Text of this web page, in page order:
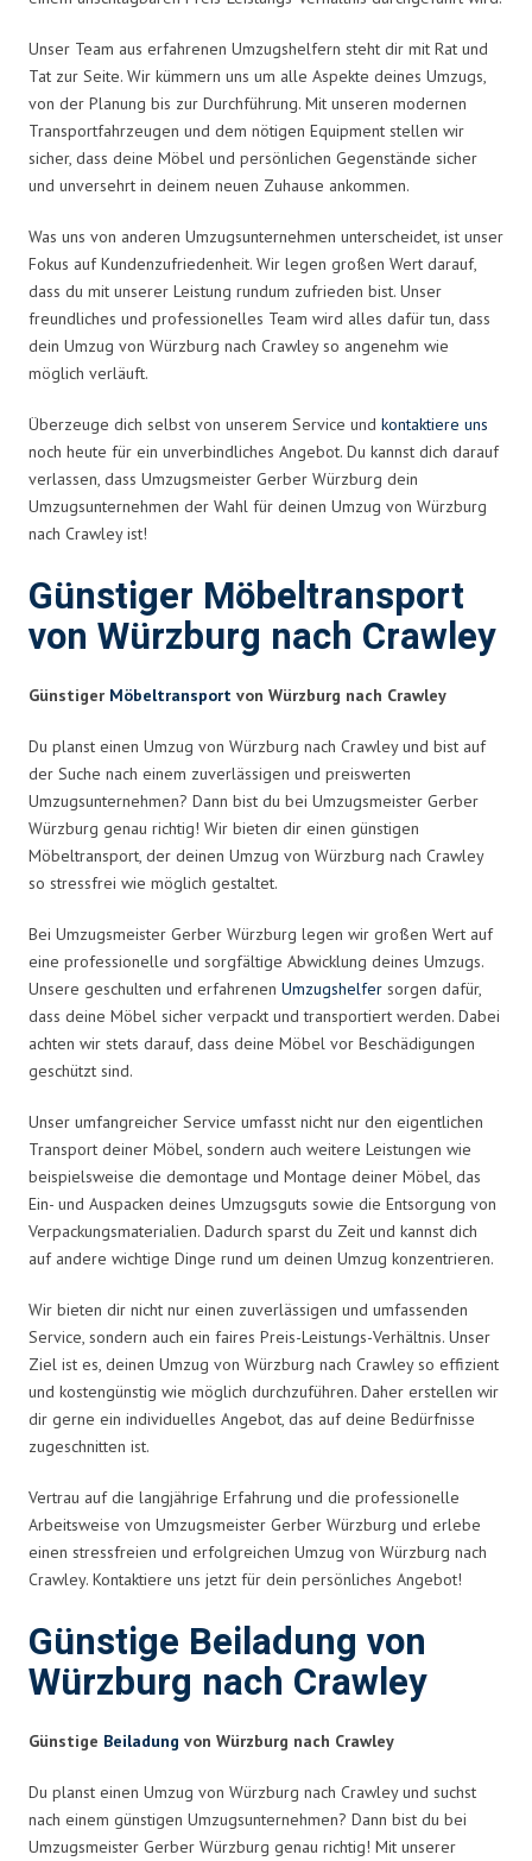
Unser Team aus erfahrenen Umzugshelfern steht dir mit Rat und
Tat zur Seite. Wir kümmern uns um alle Aspekte deines Umzugs,
von der Planung bis zur Durchführung. Mit unseren modernen
Transportfahrzeugen und dem nötigen Equipment stellen wir
sicher, dass deine Möbel und persönlichen Gegenstände sicher
und unversehrt in deinem neuen Zuhause ankommen.
Was uns von anderen Umzugsunternehmen unterscheidet, ist unser
Fokus auf Kundenzufriedenheit. Wir legen großen Wert darauf,
dass du mit unserer Leistung rundum zufrieden bist. Unser
freundliches und professionelles Team wird alles dafür tun, dass
dein Umzug von Würzburg nach Crawley so angenehm wie
möglich verläuft.
Überzeuge dich selbst von unserem Service und kontaktiere uns
noch heute für ein unverbindliches Angebot. Du kannst dich darauf
verlassen, dass Umzugsmeister Gerber Würzburg dein
Umzugsunternehmen der Wahl für deinen Umzug von Würzburg
nach Crawley ist!
Günstiger Möbeltransport
von Würzburg nach Crawley
Günstiger Möbeltransport von Würzburg nach Crawley
Du planst einen Umzug von Würzburg nach Crawley und bist auf
der Suche nach einem zuverlässigen und preiswerten
Umzugsunternehmen? Dann bist du bei Umzugsmeister Gerber
Würzburg genau richtig! Wir bieten dir einen günstigen
Möbeltransport, der deinen Umzug von Würzburg nach Crawley
so stressfrei wie möglich gestaltet.
Bei Umzugsmeister Gerber Würzburg legen wir großen Wert auf
eine professionelle und sorgfältige Abwicklung deines Umzugs.
Unsere geschulten und erfahrenen Umzugshelfer sorgen dafür,
dass deine Möbel sicher verpackt und transportiert werden. Dabei
achten wir stets darauf, dass deine Möbel vor Beschädigungen
geschützt sind.
Unser umfangreicher Service umfasst nicht nur den eigentlichen
Transport deiner Möbel, sondern auch weitere Leistungen wie
beispielsweise die demontage und Montage deiner Möbel, das
Ein- und Auspacken deines Umzugsguts sowie die Entsorgung von
Verpackungsmaterialien. Dadurch sparst du Zeit und kannst dich
auf andere wichtige Dinge rund um deinen Umzug konzentrieren.
Wir bieten dir nicht nur einen zuverlässigen und umfassenden
Service, sondern auch ein faires Preis-Leistungs-Verhältnis. Unser
Ziel ist es, deinen Umzug von Würzburg nach Crawley so effizient
und kostengünstig wie möglich durchzuführen. Daher erstellen wir
dir gerne ein individuelles Angebot, das auf deine Bedürfnisse
zugeschnitten ist.
Vertrau auf die langjährige Erfahrung und die professionelle
Arbeitsweise von Umzugsmeister Gerber Würzburg und erlebe
einen stressfreien und erfolgreichen Umzug von Würzburg nach
Crawley. Kontaktiere uns jetzt für dein persönliches Angebot!
Günstige Beiladung von
Würzburg nach Crawley
Günstige Beiladung von Würzburg nach Crawley
Du planst einen Umzug von Würzburg nach Crawley und suchst
nach einem günstigen Umzugsunternehmen? Dann bist du bei
Umzugsmeister Gerber Würzburg genau richtig! Mit unserer